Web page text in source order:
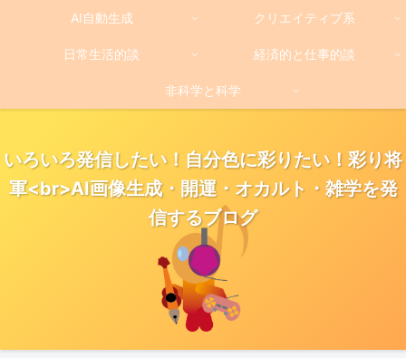
いろいろ発信したい！自分色に彩りたい！彩り将
軍<br>AI画像生成・開運・オカルト・雑学を発
信するブログ
AI自動生成 クリエイティブ系
日常生活的談 経済的と仕事的談
非科学と科学